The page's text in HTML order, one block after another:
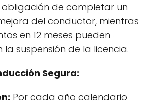
de completar un
del conductor, mientras
en 12 meses pueden
la suspensión de la licencia.
Segura:
Por cada año calendario